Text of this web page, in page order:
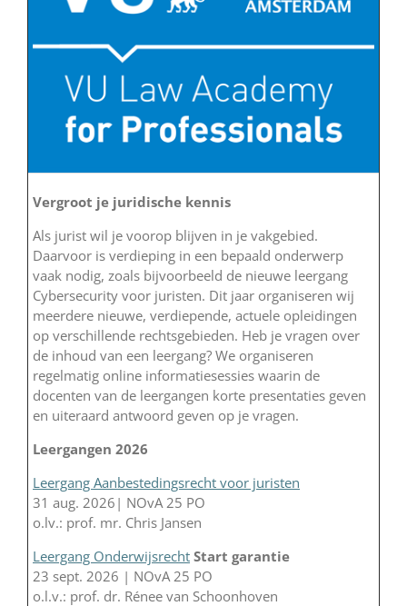
Vergroot je juridische kennis
Als jurist wil je voorop blijven in je vakgebied.
Daarvoor is verdieping in een bepaald onderwerp
vaak nodig, zoals bijvoorbeeld de nieuwe leergang
Cybersecurity voor juristen. Dit jaar organiseren wij
meerdere nieuwe, verdiepende, actuele opleidingen
op verschillende rechtsgebieden. Heb je vragen over
de inhoud van een leergang? We organiseren
regelmatig online informatiesessies waarin de
docenten van de leergangen korte presentaties geven
en uiteraard antwoord geven op je vragen.
Leergangen 2026
Leergang Aanbestedingsrecht voor juristen
31 aug. 2026| NOvA 25 PO
o.lv.: prof. mr. Chris Jansen
Leergang Onderwijsrecht Start garantie
23 sept. 2026 | NOvA 25 PO
o.l.v.: prof. dr. Rénee van Schoonhoven